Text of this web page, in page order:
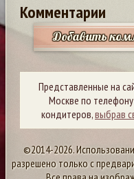
Комментарии
Добавить
Представленные на
Москве по телефону
кондитеров,выбрав
©2014-2026.
разрешено только с